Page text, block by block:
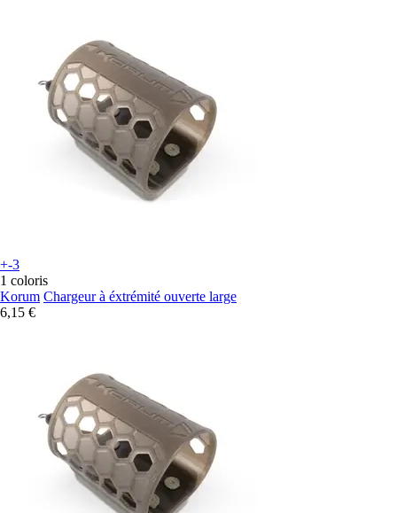
+-3
1 coloris
Korum Chargeur à éxtrémité ouverte large
6,15 €